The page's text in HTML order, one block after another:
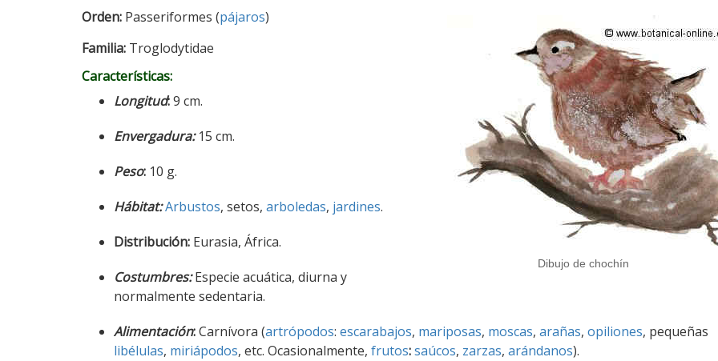
Dibujo de chochín
Orden: Passeriformes (pájaros)
Familia: Troglodytidae
Características:
Longitud:9 cm.
Envergadura:15 cm.
Peso: 10 g.
Hábitat:Arbustos, setos, arboledas, jardines.
Distribución: Eurasia, África.
Costumbres:Especie acuática, diurna y
normalmente sedentaria.
Alimentación:Carnívora (artrópodos: escarabajos, mariposas, moscas, arañas, opiliones, pequeñas
libélulas, miriápodos, etc. Ocasionalmente, frutos:saúcos, zarzas, arándanos).